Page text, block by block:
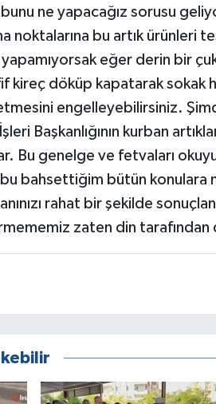
ne yapacağız sorusu
bu artık ürünleri
eğer derin bir
kireç döküp kapatarak sokak
engelleyebilirsiniz.
Başkanlığının kurban
Bu genelge ve fetvaları
bahsettiğim bütün konulara
rahat bir şekilde
zaten din